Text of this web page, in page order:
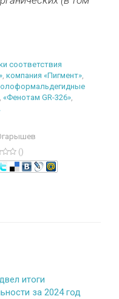
соответствия
, компания «Пигмент»,
, «Фенотам GR-326»,
()
итоги
за 2024 год